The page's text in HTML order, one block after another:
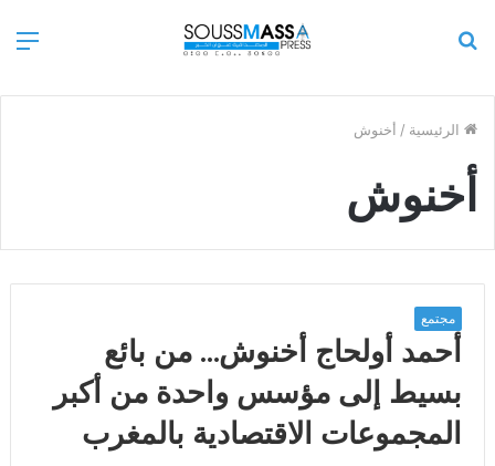
الرئيسية / أخنوش
أخنوش
مجتمع
أحمد أولحاج أخنوش… من بائع
بسيط إلى مؤسس واحدة من أكبر
المجموعات الاقتصادية بالمغرب